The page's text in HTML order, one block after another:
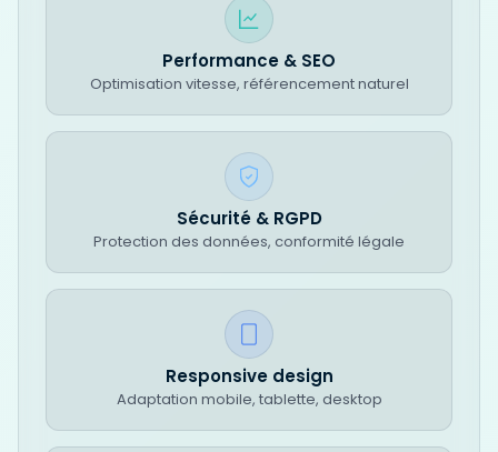
Performance & SEO
Optimisation vitesse, référencement naturel
Sécurité & RGPD
Protection des données, conformité légale
Responsive design
Adaptation mobile, tablette, desktop